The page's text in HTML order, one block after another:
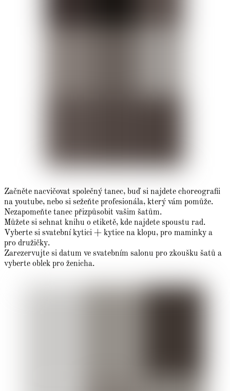
Začněte nacvičovat společný tanec, buď si najdete choreografii
na youtube, nebo si sežeňte profesionála, který vám pomůže.
Nezapomeňte tanec přizpůsobit vašim šatům.
Můžete si sehnat knihu o etiketě, kde najdete spoustu rad.
Vyberte si svatební kytici + kytice na klopu, pro maminky a
pro družičky.
Zarezervujte si datum ve svatebním salonu pro zkoušku šatů a
vyberte oblek pro ženicha.